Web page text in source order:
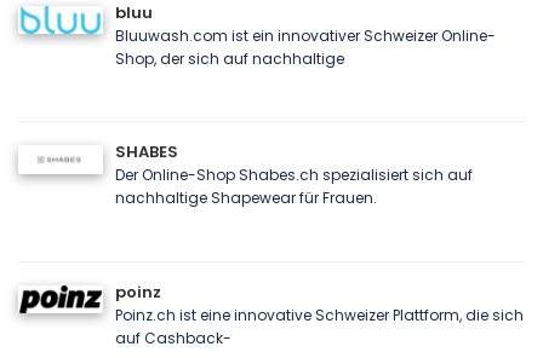
bluu
Bluuwash.com ist ein innovativer Schweizer Online-
Shop, der sich auf nachhaltige
SHABES
Der Online-Shop Shabes.ch spezialisiert sich auf
nachhaltige Shapewear für Frauen.
poinz
Poinz.ch ist eine innovative Schweizer Plattform, die sich
auf Cashback-